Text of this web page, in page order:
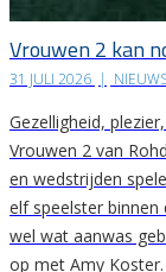
Vrouwen 2 kan
31 JULI 2026 |
Gezelligheid,
Vrouwen 2 van
en wedstrijden
elf speelster binnen
wel wat aanwas
op met Amy